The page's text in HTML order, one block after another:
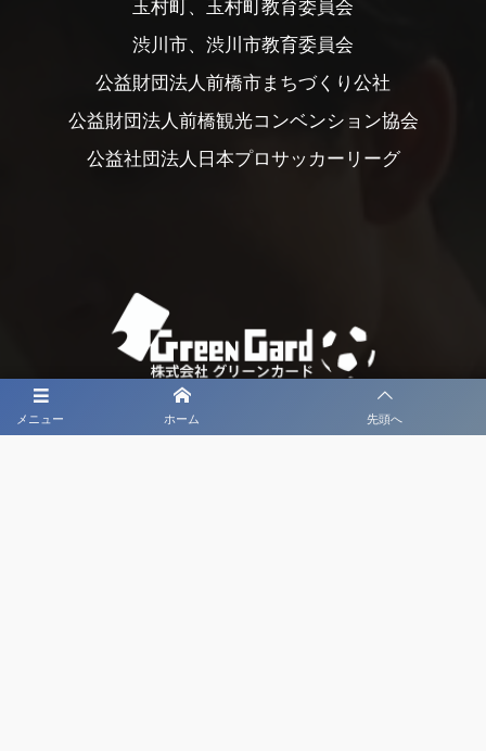
メニュー ホーム 先頭へ
玉村町、玉村町教育委員会
渋川市、渋川市教育委員会
公益財団法人前橋市まちづくり公社
公益財団法人前橋観光コンベンション協会
公益社団法人日本プロサッカーリーグ